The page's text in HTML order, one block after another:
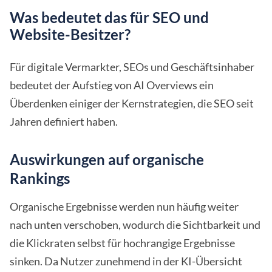
Was bedeutet das für SEO und
Website-Besitzer?
Für digitale Vermarkter, SEOs und Geschäftsinhaber
bedeutet der Aufstieg von AI Overviews ein
Überdenken einiger der Kernstrategien, die SEO seit
Jahren definiert haben.
Auswirkungen auf organische
Rankings
Organische Ergebnisse werden nun häufig weiter
nach unten verschoben, wodurch die Sichtbarkeit und
die Klickraten selbst für hochrangige Ergebnisse
sinken. Da Nutzer zunehmend in der KI-Übersicht